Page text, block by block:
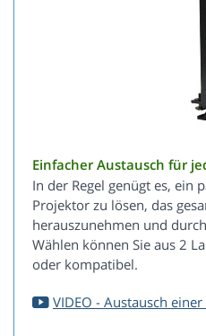
Einfacher Austausch für
In der Regel genügt es, ein
Projektor zu lösen, das
herauszunehmen und
Wählen können Sie aus 2
oder kompatibel.
VIDEO - Austausch